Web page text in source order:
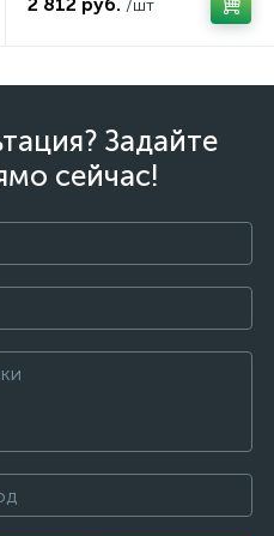
/шт
Задайте
сейчас!